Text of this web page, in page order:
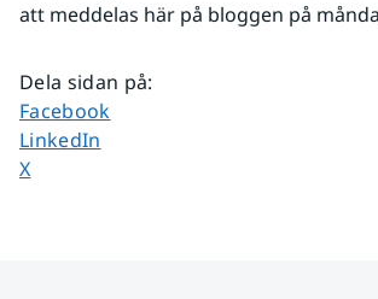
att meddelas här på bloggen på
Dela sidan på:
Dela sidan på
Facebook
Dela sidan på
LinkedIn
Dela sidan på
X